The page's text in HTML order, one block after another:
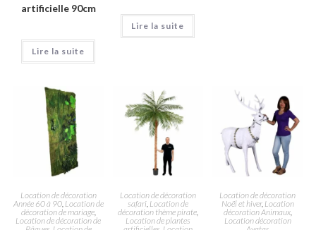
artificielle 90cm
Lire la suite
Lire la suite
Location de décoration
Année 60 à 90, Location de
décoration de mariage,
Location de décoration de
Location de décoration
safari, Location de
décoration thème pirate,
Location de plantes
Location de décoration
Noël et hiver, Location
décoration Animaux,
Location décoration